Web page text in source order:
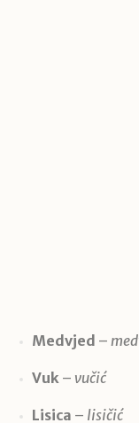
Medvjed –
Vuk – vučić
Lisica – lisičić